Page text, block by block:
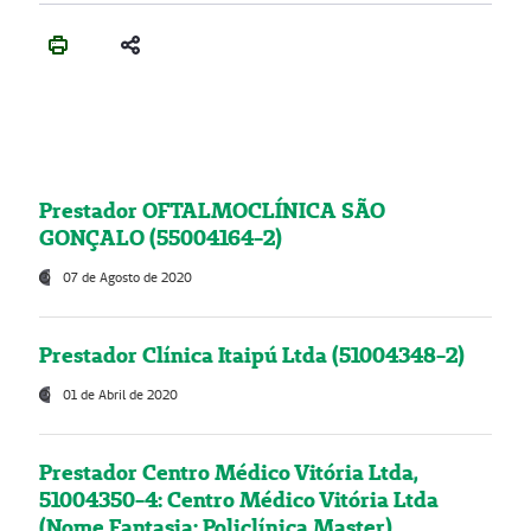
Prestador OFTALMOCLÍNICA SÃO
GONÇALO (55004164-2)
07 de Agosto de 2020
Prestador Clínica Itaipú Ltda (51004348-2)
01 de Abril de 2020
Prestador Centro Médico Vitória Ltda,
51004350-4: Centro Médico Vitória Ltda